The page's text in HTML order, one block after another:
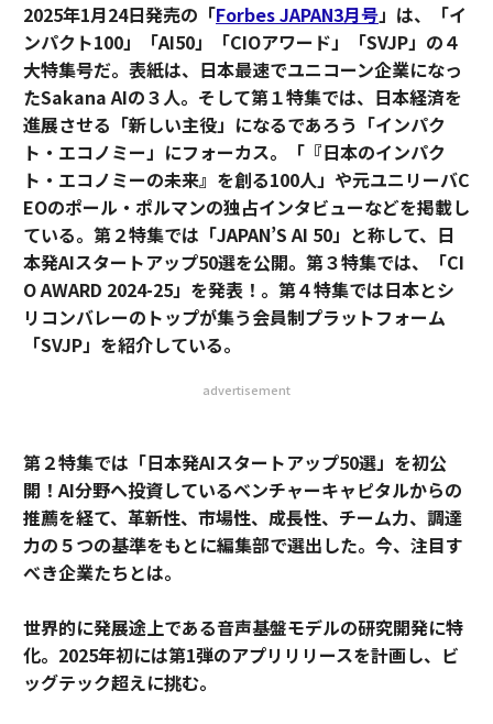
2025年1月24日発売の「Forbes JAPAN3月号」は、「イ
ンパクト100」「AI50」「CIOアワード」「SVJP」の４
大特集号だ。表紙は、日本最速でユニコーン企業になっ
たSakana AIの３人。そして第１特集では、日本経済を
進展させる「新しい主役」になるであろう「インパク
ト・エコノミー」にフォーカス。「『日本のインパク
ト・エコノミーの未来』を創る100人」や元ユニリーバC
EOのポール・ポルマンの独占インタビューなどを掲載し
ている。第２特集では「JAPAN’S AI 50」と称して、日
本発AIスタートアップ50選を公開。第３特集では、「CI
O AWARD 2024-25」を発表！。第４特集では日本とシ
リコンバレーのトップが集う会員制プラットフォーム
「SVJP」を紹介している。
advertisement
第２特集では「日本発AIスタートアップ50選」を初公
開！AI分野へ投資しているベンチャーキャピタルからの
推薦を経て、革新性、市場性、成長性、チーム力、調達
力の５つの基準をもとに編集部で選出した。今、注目す
べき企業たちとは。
世界的に発展途上である音声基盤モデルの研究開発に特
化。2025年初には第1弾のアプリリリースを計画し、ビ
ッグテック超えに挑む。